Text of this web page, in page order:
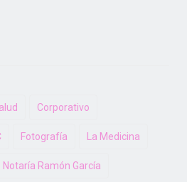
Corporativo
Fotografía La Medicina
Notaría Ramón García